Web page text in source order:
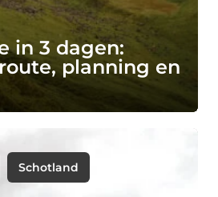
in 3 dagen:
planning en
Schotland